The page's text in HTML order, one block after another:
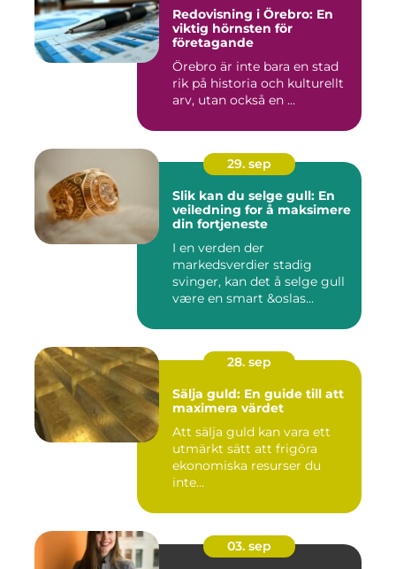
Redovisning i Örebro: En
viktig hörnsten för
företagande
Örebro är inte bara en stad
rik på historia och kulturellt
arv, utan också en ...
29. sep
Slik kan du selge gull: En
veiledning for å maksimere
din fortjeneste
I en verden der
markedsverdier stadig
svinger, kan det å selge gull
være en smart &oslas...
28. sep
Sälja guld: En guide till att
maximera värdet
Att sälja guld kan vara ett
utmärkt sätt att frigöra
ekonomiska resurser du
inte...
03. sep